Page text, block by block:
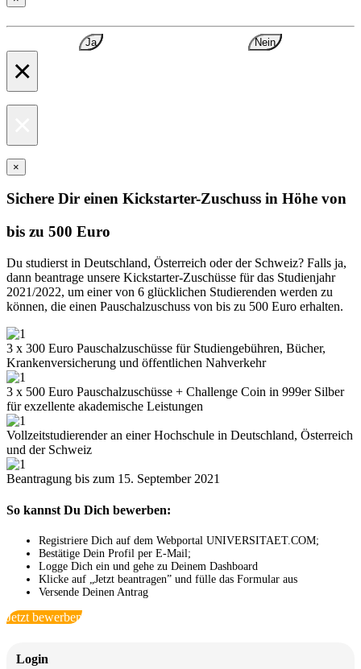
Ja Nein
×
×
Sichere Dir einen Kickstarter-Zuschuss in Höhe von
bis zu 500 Euro
Du studierst in Deutschland, Österreich oder der Schweiz? Falls ja,
dann beantrage unsere Kickstarter-Zuschüsse für das Studienjahr
2021/2022, um einer von 6 glücklichen Studierenden werden zu
können, die einen Pauschalzuschuss von bis zu 500 Euro erhalten.
3 x 300 Euro Pauschalzuschüsse für Studiengebühren, Bücher,
Krankenversicherung und öffentlichen Nahverkehr
3 x 500 Euro Pauschalzuschüsse + Challenge Coin in 999er Silber
für exzellente akademische Leistungen
Vollzeitstudierender an einer Hochschule in Deutschland, Österreich
und der Schweiz
Beantragung bis zum 15. September 2021
So kannst Du Dich bewerben:
Registriere Dich auf dem Webportal UNIVERSITAET.COM;
Bestätige Dein Profil per E-Mail;
Logge Dich ein und gehe zu Deinem Dashboard
Klicke auf „Jetzt beantragen” und fülle das Formular aus
Versende Deinen Antrag
Jetzt bewerben
Login